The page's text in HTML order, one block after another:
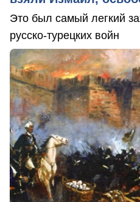
Это был самый легкий
русско-турецких войн